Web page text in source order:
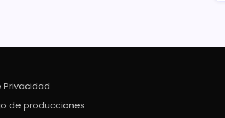
Privacidad
de producciones